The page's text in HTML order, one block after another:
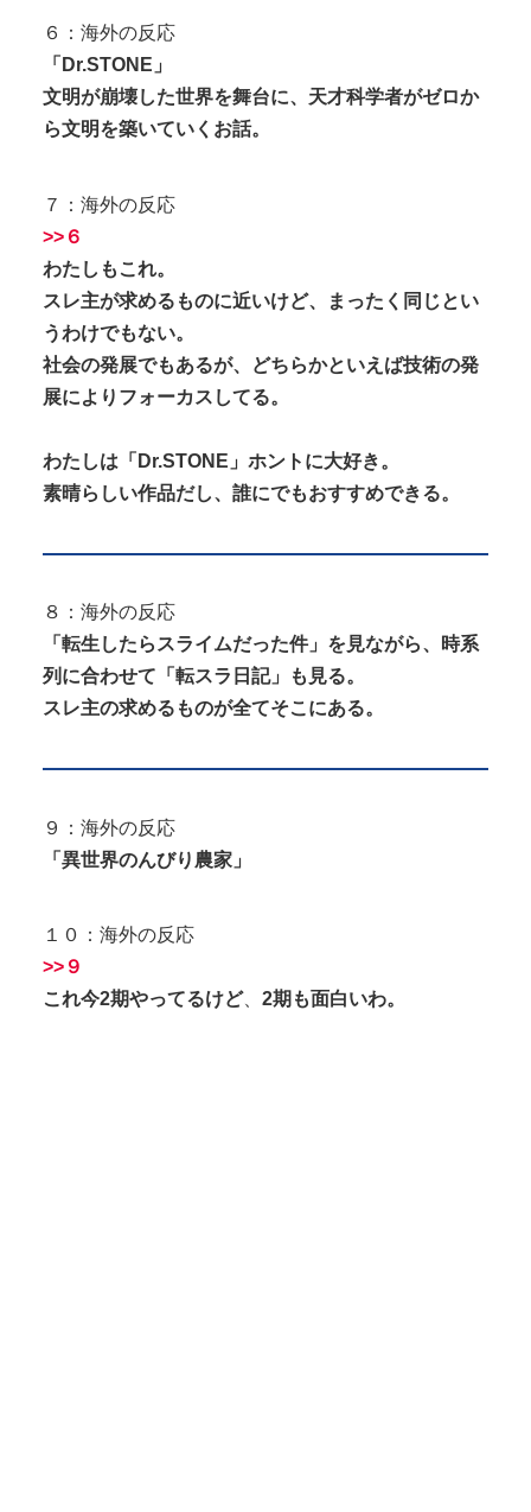
６：海外の反応
「Dr.STONE」
文明が崩壊した世界を舞台に、天才科学者がゼロか
ら文明を築いていくお話。
７：海外の反応
>>６
わたしもこれ。
スレ主が求めるものに近いけど、まったく同じとい
うわけでもない。
社会の発展でもあるが、どちらかといえば技術の発
展によりフォーカスしてる。
わたしは「Dr.STONE」ホントに大好き。
素晴らしい作品だし、誰にでもおすすめできる。
８：海外の反応
「転生したらスライムだった件」を見ながら、時系
列に合わせて「転スラ日記」も見る。
スレ主の求めるものが全てそこにある。
９：海外の反応
「異世界のんびり農家」
１０：海外の反応
>>９
これ今2期やってるけど、 2期も面白いわ。